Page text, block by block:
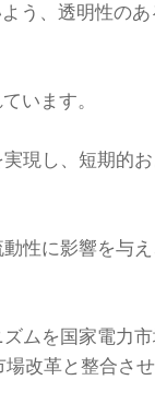
う、透明性のあ
います。
現し、短期的
性に影響を与え
ムを国家電力
改革と整合さ